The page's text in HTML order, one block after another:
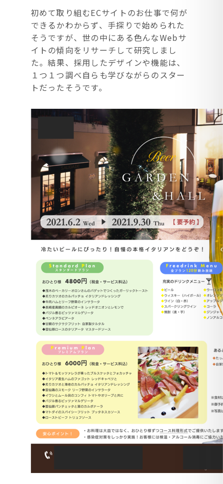
初めて取り組むECサイトのお仕事で何が
できるかわからず、手探りで始められた
そうですが、世の中にある色んなWebサ
イトの傾向をリサーチして研究しまし
た。結果、採用したデザインや機能は、
１つ１つ調べ自らも学びながらのスター
トだったそうです。